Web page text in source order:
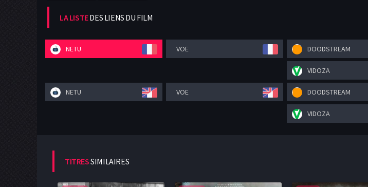
LA LISTEDES LIENS DU FILM
NETU VOE DOODSTREAM
VIDOZA
NETU VOE DOODSTREAM
VIDOZA
TITRESSIMILAIRES